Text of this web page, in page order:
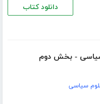
دانلود کتاب
سیاسی - بخش دوم
سیاسی